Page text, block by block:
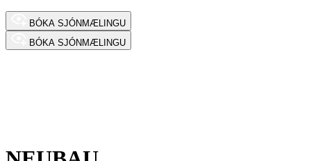
BÓKA SJÓNMÆLINGU
BÓKA SJÓNMÆLINGU